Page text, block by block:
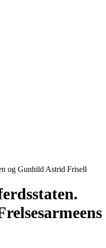
og Gunhild Astrid Frisell